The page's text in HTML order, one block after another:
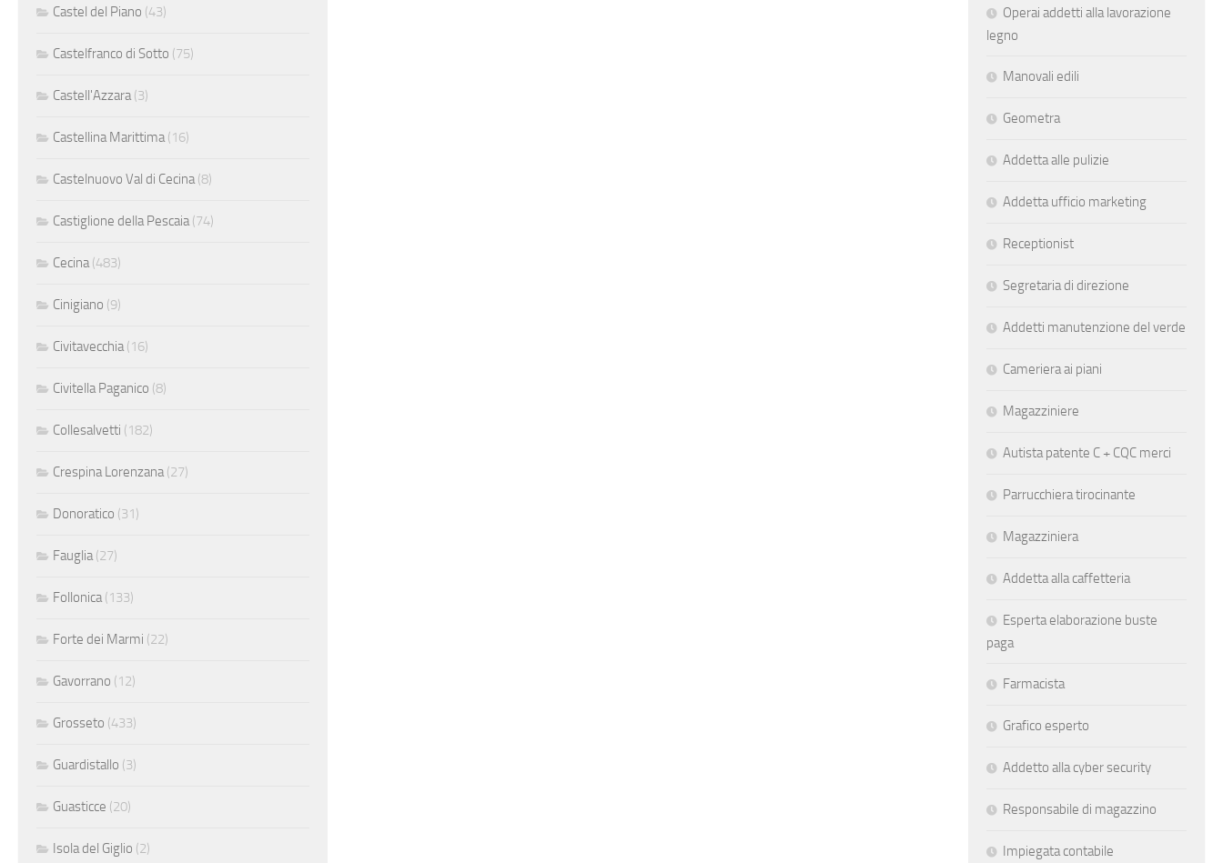
Castel del Piano (43)
Castelfranco di Sotto (75)
Castell'Azzara(3)
Castellina Marittima(16)
Castelnuovo Val di Cecina(8)
Castiglione della Pescaia(74)
Cecina(483)
Cinigiano (9)
Civitavecchia(16)
Civitella Paganico (8)
Collesalvetti (182)
Crespina Lorenzana(27)
Donoratico (31)
Fauglia(27)
Follonica(133)
Forte dei Marmi (22)
Gavorrano (12)
Grosseto (433)
Guardistallo (3)
Guasticce (20)
Isola del Giglio (2)
Operai addetti alla lavorazione
legno
Manovali edili
Geometra
Addetta alle pulizie
Addetta ufficio marketing
Receptionist
Segretaria di direzione
Addetti manutenzione del verde
Cameriera ai piani
Magazziniere
Autista patente C + CQC merci
Parrucchiera tirocinante
Magazziniera
Addetta alla caffetteria
Esperta elaborazione buste
paga
Farmacista
Grafico esperto
Addetto alla cyber security
Responsabile di magazzino
Impiegata contabile